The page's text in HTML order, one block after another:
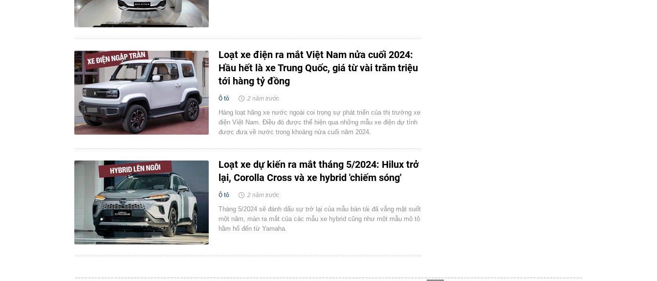
Loạt xe điện ra mắt Việt Nam nửa cuối 2024:
Hầu hết là xe Trung Quốc, giá từ vài trăm triệu
tới hàng tỷ đồng
Ô tô 2 năm trước
Hàng loạt hãng xe nước ngoài coi trọng sự phát triển của thị trường xe
điện Việt Nam. Điều đó được thể hiện qua những mẫu xe điện dự tính
được đưa về nước trong khoảng nửa cuối năm 2024.
Loạt xe dự kiến ra mắt tháng 5/2024: Hilux trở
lại, Corolla Cross và xe hybrid 'chiếm sóng'
Ô tô 2 năm trước
Tháng 5/2024 sẽ đánh dấu sự trở lại của mẫu bán tải đã vắng mặt suốt
một năm, màn ra mắt của các mẫu xe hybrid cũng như một mẫu mô tô
hầm hố đến từ Yamaha.